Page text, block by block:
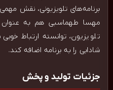
برنامه‌های تلویزیونی، نقش
مهسا طهماسبی هم به عنوان
تلویزیون، توانسته ارتباط
شادابی را به برنامه اضافه کند.
جزئیات تولید و پخش